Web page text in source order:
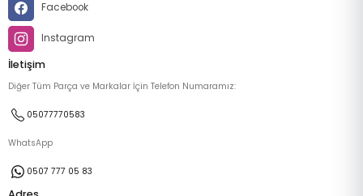
Facebook
Instagram
İletişim
Diğer Tüm Parça ve Markalar İçin Telefon Numaramız:
05077770583
WhatsApp
0507 777 05 83